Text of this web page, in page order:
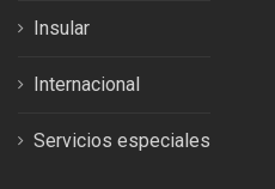
Insular
Internacional
Servicios especiales